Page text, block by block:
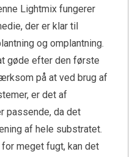
Lightmix fungerer
der er klar til
og omplantning.
gøde efter den første
på at ved brug af
er det af
passende, da det
af hele substratet.
meget fugt, kan det